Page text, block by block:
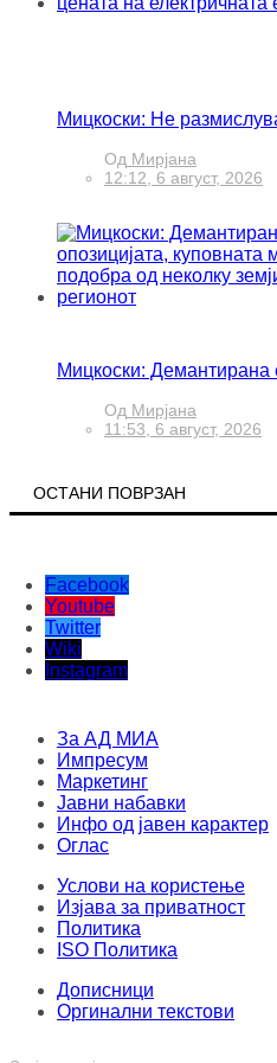
Мицкоски: Не
Од Мирјана
12:12, 6 август, 2026
Мицкоски: Демантирана
Од Мирјана
11:53, 6 август, 2026
ОСТАНИ ПОВРЗАН
Facebook
Youtube
Twitter
Wiki
Instagram
За АД МИА
Импресум
Маркетинг
Јавни набавки
Инфо од јавен карактер
Оглас
Услови на користење
Изјава за приватност
Политика
ISO Политика
Дописници
Оргинални текстови